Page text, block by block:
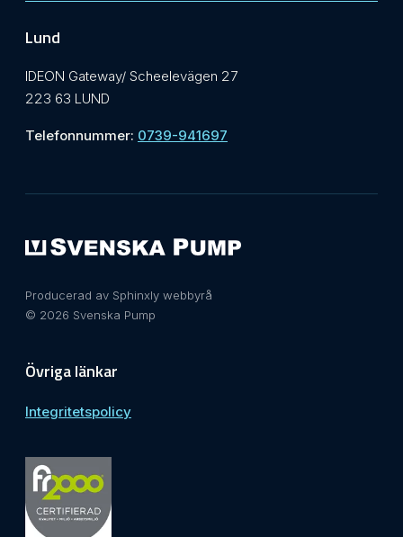
Lund
IDEON Gateway/ Scheelevägen 27
223 63 LUND
Telefonnummer: 0739-941697
Producerad av Sphinxly webbyrå
© 2026 Svenska Pump
Övriga länkar
Integritetspolicy